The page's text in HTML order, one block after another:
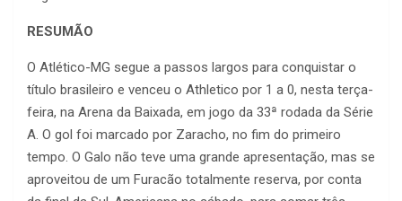
RESUMÃO
O Atlético-MG segue a passos largos para conquistar o
título brasileiro e venceu o Athletico por 1 a 0, nesta terça-
feira, na Arena da Baixada, em jogo da 33ª rodada da Série
A. O gol foi marcado por Zaracho, no fim do primeiro
tempo. O Galo não teve uma grande apresentação, mas se
aproveitou de um Furacão totalmente reserva, por conta